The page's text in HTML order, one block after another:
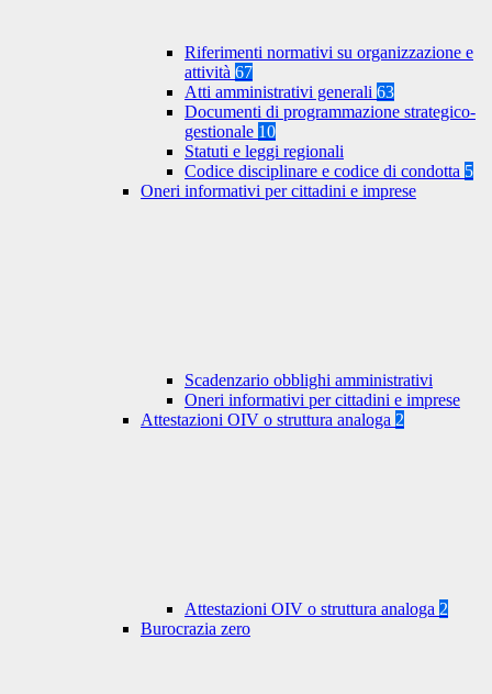
Riferimenti normativi su organizzazione e
attività 67
Atti amministrativi generali 63
Documenti di programmazione strategico-
gestionale 10
Statuti e leggi regionali
Codice disciplinare e codice di condotta 5
Oneri informativi per cittadini e imprese
Scadenzario obblighi amministrativi
Oneri informativi per cittadini e imprese
Attestazioni OIV o struttura analoga 2
Attestazioni OIV o struttura analoga 2
Burocrazia zero